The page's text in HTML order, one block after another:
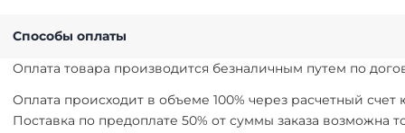
Способы оплаты
Оплата товара производится безналичным путем по
Оплата происходит в объеме 100% через расчетный
Поставка по предоплате 50% от суммы заказа